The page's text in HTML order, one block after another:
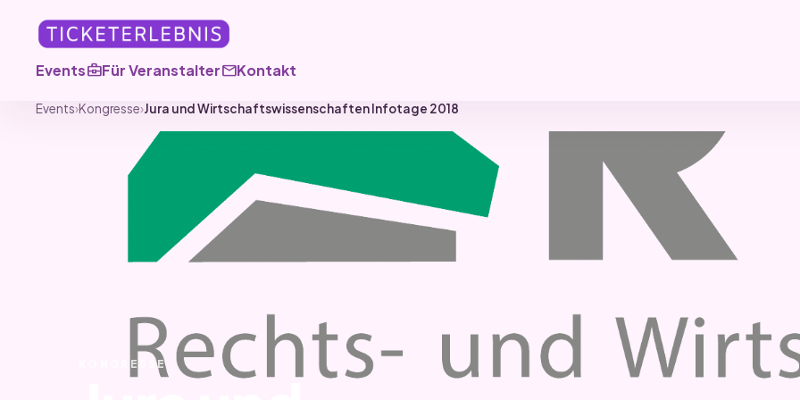
Eventsbusiness_centerFür VeranstaltermailKontakt
Events›Kongresse›Jura und Wirtschaftswissenschaften Infotage 2018
KONGRESSE